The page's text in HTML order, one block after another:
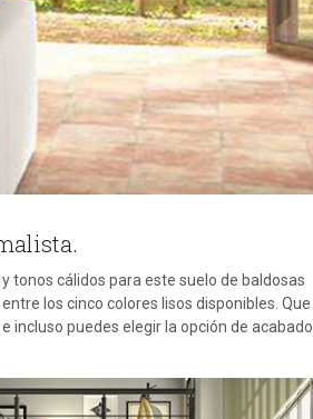
tonos cálidos para este suelo de baldosas
los cinco colores lisos disponibles. Que
incluso puedes elegir la opción de acabado